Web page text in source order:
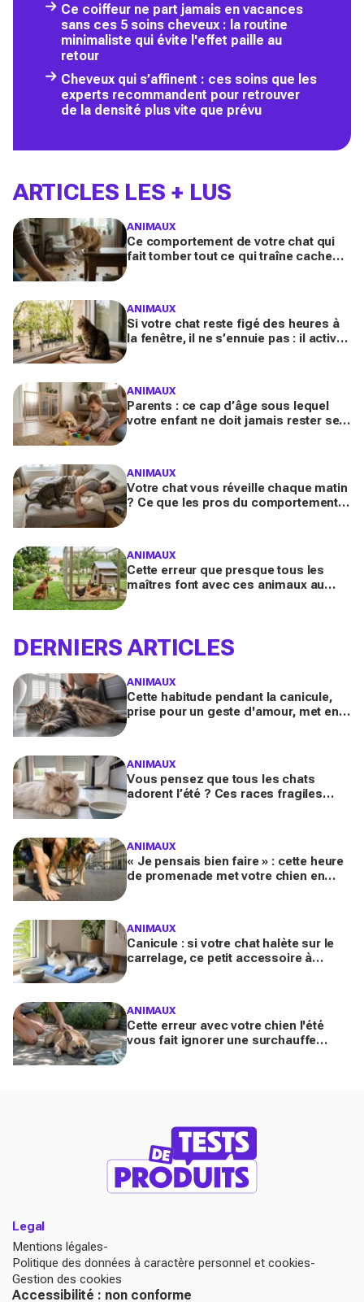
Ce coiffeur ne part jamais en vacances
sans ces 5 soins cheveux : la routine
minimaliste qui évite l'effet paille au
retour
Cheveux qui s’affinent : ces soins que les
experts recommandent pour retrouver
de la densité plus vite que prévu
ARTICLES LES + LUS
ANIMAUX
Ce comportement de votre chat qui
fait tomber tout ce qui traîne cache
ANIMAUX
Si votre chat reste figé des heures à
la fenêtre, il ne s’ennuie pas : il active
ANIMAUX
Parents : ce cap d’âge sous lequel
votre enfant ne doit jamais rester seul
ANIMAUX
Votre chat vous réveille chaque matin
? Ce que les pros du comportement
ANIMAUX
Cette erreur que presque tous les
maîtres font avec ces animaux au
DERNIERS ARTICLES
ANIMAUX
Cette habitude pendant la canicule,
prise pour un geste d'amour, met en
ANIMAUX
Vous pensez que tous les chats
adorent l’été ? Ces races fragiles
ANIMAUX
« Je pensais bien faire » : cette heure
de promenade met votre chien en
ANIMAUX
Canicule : si votre chat halète sur le
carrelage, ce petit accessoire à
ANIMAUX
Cette erreur avec votre chien l'été
vous fait ignorer une surchauffe
Legal
Mentions légales
Politique des données à caractère personnel et cookies
Gestion des cookies
Accessibilité : non conforme